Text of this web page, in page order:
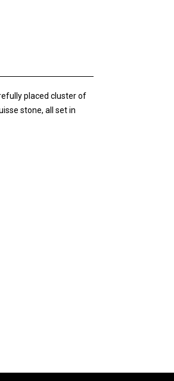
placed cluster of
stone, all set in